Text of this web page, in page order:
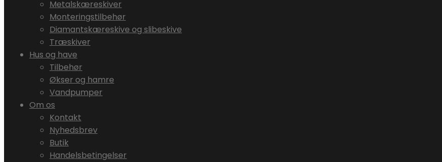
Metalskæreskiver
Monteringstilbehør
Diamantskæreskive og slibeskive
Træskiver
Hus og have
Tilbehør
Økser og hamre
Vandpumper
Om os
Kontakt
Nyhedsbrev
Butik
Handelsbetingelser